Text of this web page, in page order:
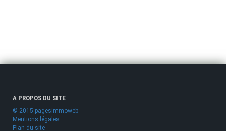
A PROPOS DU SITE
© 2015 pagesimmoweb
Mentions légales
Plan du site